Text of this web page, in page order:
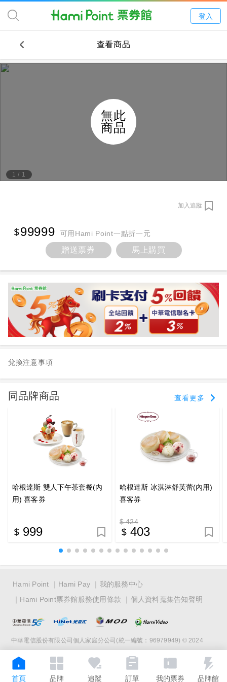
登入
首頁 品牌 追蹤 訂單 我的票券 品牌館
查看商品
1 / 1
無此
商品
加入追蹤
99999 可用Hami Point一點折一元
贈送票券 馬上購買
兌換注意事項
同品牌商品 查看更多
哈根達斯 雙人下午茶套餐(內
用) 喜客券
999
哈根達斯 冰淇淋舒芙蕾(內用)
喜客券
$ 424
403
Hami Point Hami Pay
我的服務中心
Hami Point票券館服務使用條款
個人資料蒐集告知聲明
中華電信股份有限公司個人家庭分公司(統一編號：96979949) © 2024